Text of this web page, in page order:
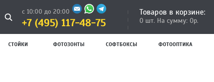
Товаров в корзине:
0 шт. На сумму: 0р.
с 10:00 до 20:00
+7 (495) 117-48-75
СТОЙКИ ФОТОЗОНТЫ СОФТБОКСЫ ФОТООПТИКА